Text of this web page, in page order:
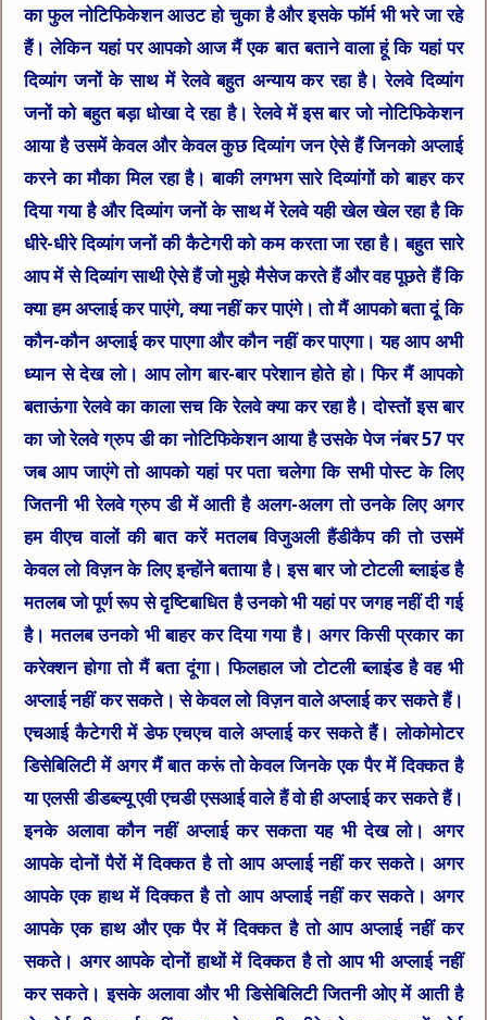
का फुल नोटिफिकेशन आउट हो चुका है और इसके फॉर्म भी भरे जा रहे
हैं। लेकिन यहां पर आपको आज मैं एक बात बताने वाला हूं कि यहां पर
दिव्यांग जनों के साथ में रेलवे बहुत अन्याय कर रहा है। रेलवे दिव्यांग
जनों को बहुत बड़ा धोखा दे रहा है। रेलवे में इस बार जो नोटिफिकेशन
आया है उसमें केवल और केवल कुछ दिव्यांग जन ऐसे हैं जिनको अप्लाई
करने का मौका मिल रहा है। बाकी लगभग सारे दिव्यांगों को बाहर कर
दिया गया है और दिव्यांग जनों के साथ में रेलवे यही खेल खेल रहा है कि
धीरे-धीरे दिव्यांग जनों की कैटेगरी को कम करता जा रहा है। बहुत सारे
आप में से दिव्यांग साथी ऐसे हैं जो मुझे मैसेज करते हैं और वह पूछते हैं कि
क्या हम अप्लाई कर पाएंगे, क्या नहीं कर पाएंगे। तो मैं आपको बता दूं कि
कौन-कौन अप्लाई कर पाएगा और कौन नहीं कर पाएगा। यह आप अभी
ध्यान से देख लो। आप लोग बार-बार परेशान होते हो। फिर मैं आपको
बताऊंगा रेलवे का काला सच कि रेलवे क्या कर रहा है। दोस्तों इस बार
का जो रेलवे ग्रुप डी का नोटिफिकेशन आया है उसके पेज नंबर 57 पर
जब आप जाएंगे तो आपको यहां पर पता चलेगा कि सभी पोस्ट के लिए
जितनी भी रेलवे ग्रुप डी में आती है अलग-अलग तो उनके लिए अगर
हम वीएच वालों की बात करें मतलब विजुअली हैंडीकैप की तो उसमें
केवल लो विज़न के लिए इन्होंने बताया है। इस बार जो टोटली ब्लाइंड है
मतलब जो पूर्ण रूप से दृष्टिबाधित है उनको भी यहां पर जगह नहीं दी गई
है। मतलब उनको भी बाहर कर दिया गया है। अगर किसी प्रकार का
करेक्शन होगा तो मैं बता दूंगा। फिलहाल जो टोटली ब्लाइंड है वह भी
अप्लाई नहीं कर सकते। से केवल लो विज़न वाले अप्लाई कर सकते हैं।
एचआई कैटेगरी में डेफ एचएच वाले अप्लाई कर सकते हैं। लोकोमोटर
डिसेबिलिटी में अगर मैं बात करूं तो केवल जिनके एक पैर में दिक्कत है
या एलसी डीडब्ल्यू एवी एचडी एसआई वाले हैं वो ही अप्लाई कर सकते हैं।
इनके अलावा कौन नहीं अप्लाई कर सकता यह भी देख लो। अगर
आपके दोनों पैरों में दिक्कत है तो आप अप्लाई नहीं कर सकते। अगर
आपके एक हाथ में दिक्कत है तो आप अप्लाई नहीं कर सकते। अगर
आपके एक हाथ और एक पैर में दिक्कत है तो आप अप्लाई नहीं कर
सकते। अगर आपके दोनों हाथों में दिक्कत है तो आप भी अप्लाई नहीं
कर सकते। इसके अलावा और भी डिसेबिलिटी जितनी ओए में आती है